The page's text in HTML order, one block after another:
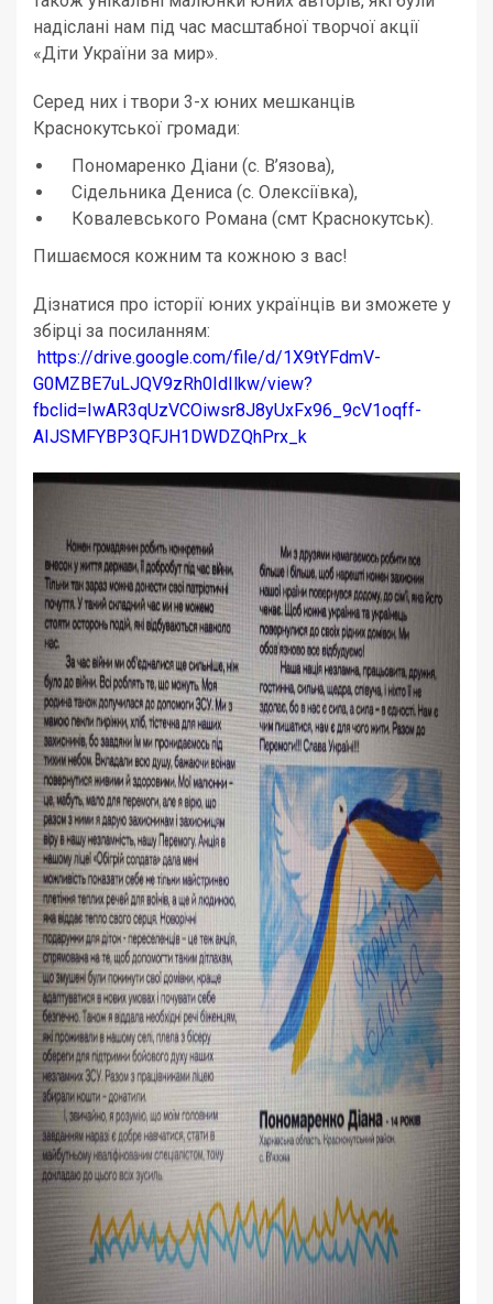
надіслані нам під час масштабної творчої акції
«Діти України за мир».
Серед них і твори 3-х юних мешканців
Краснокутської громади:
Пономаренко Діани (с. В’язова),
Сідельника Дениса (с. Олексіївка),
Ковалевського Романа (смт Краснокутськ).
Пишаємося кожним та кожною з вас!
Дізнатися про історії юних українців ви зможете у
збірці за посиланням:
https://drive.google.com/file/d/1X9tYFdmV-
G0MZBE7uLJQV9zRh0IdIlkw/view?
fbclid=IwAR3qUzVCOiwsr8J8yUxFx96_9cV1oqff-
AIJSMFYBP3QFJH1DWDZQhPrx_k